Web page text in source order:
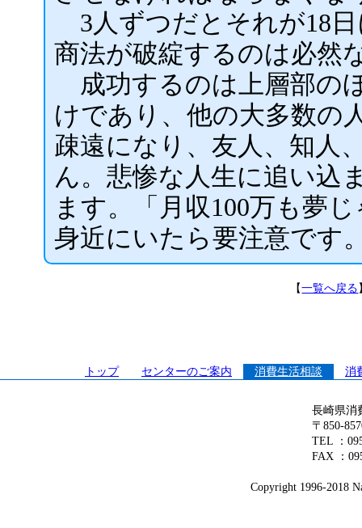
3人ずつだとそれが18
商法が破綻するのは必然
成功するのは上層部の
けであり、他の大多数の
疎遠になり、友人、知人
ん。悲惨な人生に追い込
ます。「月収100万も夢
身近にいたら要注意です
【一覧へ戻る
トップ センターのご案内 消費生活相談 消
長崎県消
〒850-
TEL ：
FAX ：
Copyright 1996-2018